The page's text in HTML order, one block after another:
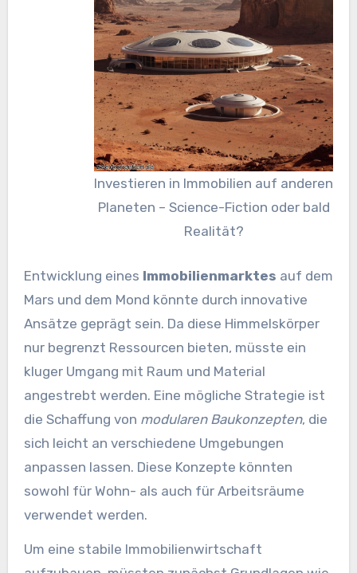
Investieren in Immobilien auf anderen
Planeten – Science-Fiction oder bald
Realität?
Entwicklung eines Immobilienmarktes auf dem
Mars und dem Mond könnte durch innovative
Ansätze geprägt sein. Da diese Himmelskörper
nur begrenzt Ressourcen bieten, müsste ein
kluger Umgang mit Raum und Material
angestrebt werden. Eine mögliche Strategie ist
die Schaffung von modularen Baukonzepten, die
sich leicht an verschiedene Umgebungen
anpassen lassen. Diese Konzepte könnten
sowohl für Wohn- als auch für Arbeitsräume
verwendet werden.
Um eine stabile Immobilienwirtschaft